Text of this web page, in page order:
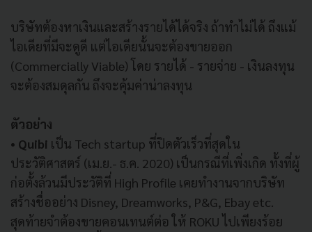
บริษัทต้องหาเงินและสร้างรายได้ได้จริง ถ้าทำไม่ได้ ถึงแม้
ไอเดียที่มีจะดูดี แต่ไอเดียนั้นจะต้องขายออก
(Commercially Viable) โดย รายได้ - รายจ่าย - เงินลงทุน
จะต้องสมดุลกัน ถึงจะคุ้มค่าน่าลงทุน
ตัวอย่าง
• Quibi เป็น Tech startup ที่ปิดตัวเร็วที่สุดใน
ประวัติศาสตร์ (เม.ย.- ธ.ค. 2020) เป็นกรณีที่เพิ่งเกิด ทั้งที่ผู้
ก่อตั้งล้วนมีประวัติที่ High Profile เคยทำงานจากบริษัท
สร้างชื่ออย่าง Disney, Dreamworks, P&G, Ebay etc.
สุดท้ายจำต้องขายคอนเทนต์ต่อ ให้ ROKU ไปเพียงร้อย